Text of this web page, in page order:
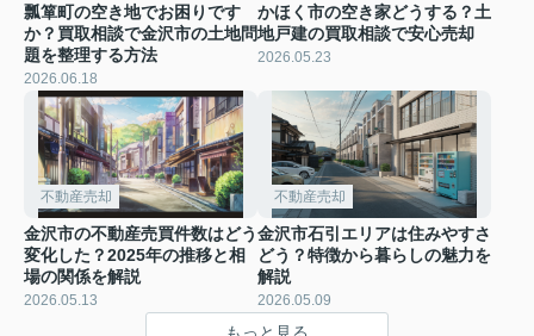
瓢箪町の空き地でお困りです
か？買取相談で金沢市の土地問
題を整理する方法
2026.06.18
かほく市の空き家どうする？土
地戸建の買取相談で安心売却
2026.05.23
不動産売却
金沢市の不動産売買件数はどう
変化した？2025年の推移と相
場の関係を解説
2026.05.13
不動産売却
金沢市石引エリアは住みやすさ
どう？特徴から暮らしの魅力を
解説
2026.05.09